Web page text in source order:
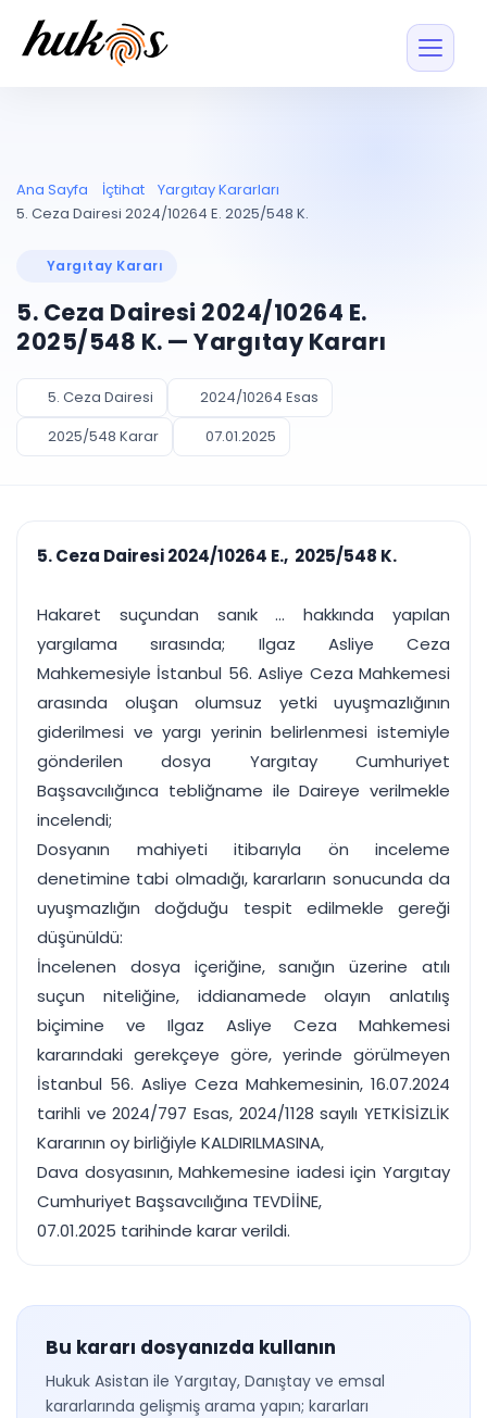
Entegrasyonu
UYAP ile otomatik
UYAP Evrak
Entegrasyonu
UETS Entegrasyonu
Tebligatları anında
Müvekkil ve taraf
Vekalet
PLANLAMA & TAKİP
Pano ve Takip
Duruşma ve görev
takvimi
Bildirim
Süreleri asla kaçırmayın
AKILLI & FİNANS
takibi
rapor
Tek panelde uçtan uca yönetim
UYAP & UETS entegrasyonundan finansa, hepsi bir arada.
Tüm özellikleri inceleyin Ücretsiz Başlayın
Blog
Ücretsiz Başlayın Giriş Yap
Ana Sayfa İçtihat
Yargıtay Kararları
5. Ceza Dairesi 2024/10264 E. 2025/548 K.
Yargıtay Kararı
5. Ceza Dairesi 2024/10264 E.
2025/548 K. — Yargıtay Kararı
5. Ceza Dairesi
2024/10264 Esas
2025/548 Karar
07.01.2025
5. Ceza Dairesi 2024/10264 E., 2025/548 K.
Hakaret suçundan sanık ... hakkında yapılan
yargılama sırasında; Ilgaz Asliye Ceza
Mahkemesiyle İstanbul 56. Asliye Ceza Mahkemesi
arasında oluşan olumsuz yetki uyuşmazlığının
giderilmesi ve yargı yerinin belirlenmesi istemiyle
gönderilen dosya Yargıtay Cumhuriyet
Başsavcılığınca tebliğname ile Daireye verilmekle
incelendi;
Dosyanın mahiyeti itibarıyla ön inceleme
denetimine tabi olmadığı, kararların sonucunda da
uyuşmazlığın doğduğu tespit edilmekle gereği
düşünüldü:
İncelenen dosya içeriğine, sanığın üzerine atılı
suçun niteliğine, iddianamede olayın anlatılış
biçimine ve Ilgaz Asliye Ceza Mahkemesi
kararındaki gerekçeye göre, yerinde görülmeyen
İstanbul 56. Asliye Ceza Mahkemesinin, 16.07.2024
tarihli ve 2024/797 Esas, 2024/1128 sayılı YETKİSİZLİK
Kararının oy birliğiyle KALDIRILMASINA,
Dava dosyasının, Mahkemesine iadesi için Yargıtay
Cumhuriyet Başsavcılığına TEVDİİNE,
07.01.2025 tarihinde karar verildi.
Bu kararı dosyanızda kullanın
Hukuk Asistan ile Yargıtay, Danıştay ve emsal
kararlarında gelişmiş arama yapın; kararları